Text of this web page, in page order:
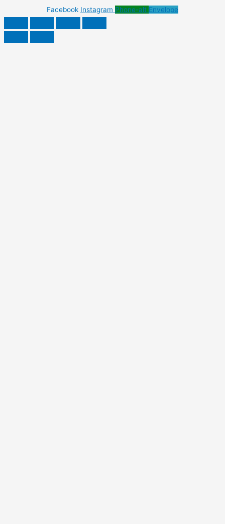
Facebook Instagram Phone-alt Envelope